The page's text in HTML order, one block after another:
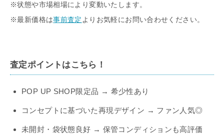
※状態や市場相場により変動いたします。
※最新価格は事前査定よりお気軽にお問い合わせください。
査定ポイントはこちら！
POP UP SHOP限定品 → 希少性あり
コンセプトに基づいた再現デザイン → ファン人気◎
未開封・袋状態良好 → 保管コンディションも高評価